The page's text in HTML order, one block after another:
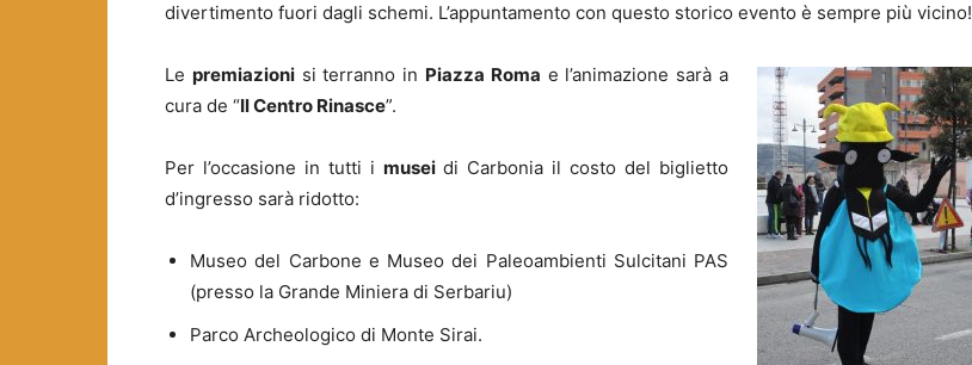
divertimento fuori dagli schemi. L’appuntamento con questo storico evento è sempre più vicino!
Le premiazionisi terranno in Piazza Roma e l’animazione sarà a
cura de “Il Centro Rinasce”.
Per l’occasione in tutti i museidi Carbonia il costo del biglietto
d’ingresso sarà ridotto:
Museo del Carbone e Museo dei Paleoambienti Sulcitani PAS
(presso la Grande Miniera di Serbariu)
Parco Archeologico di Monte Sirai.